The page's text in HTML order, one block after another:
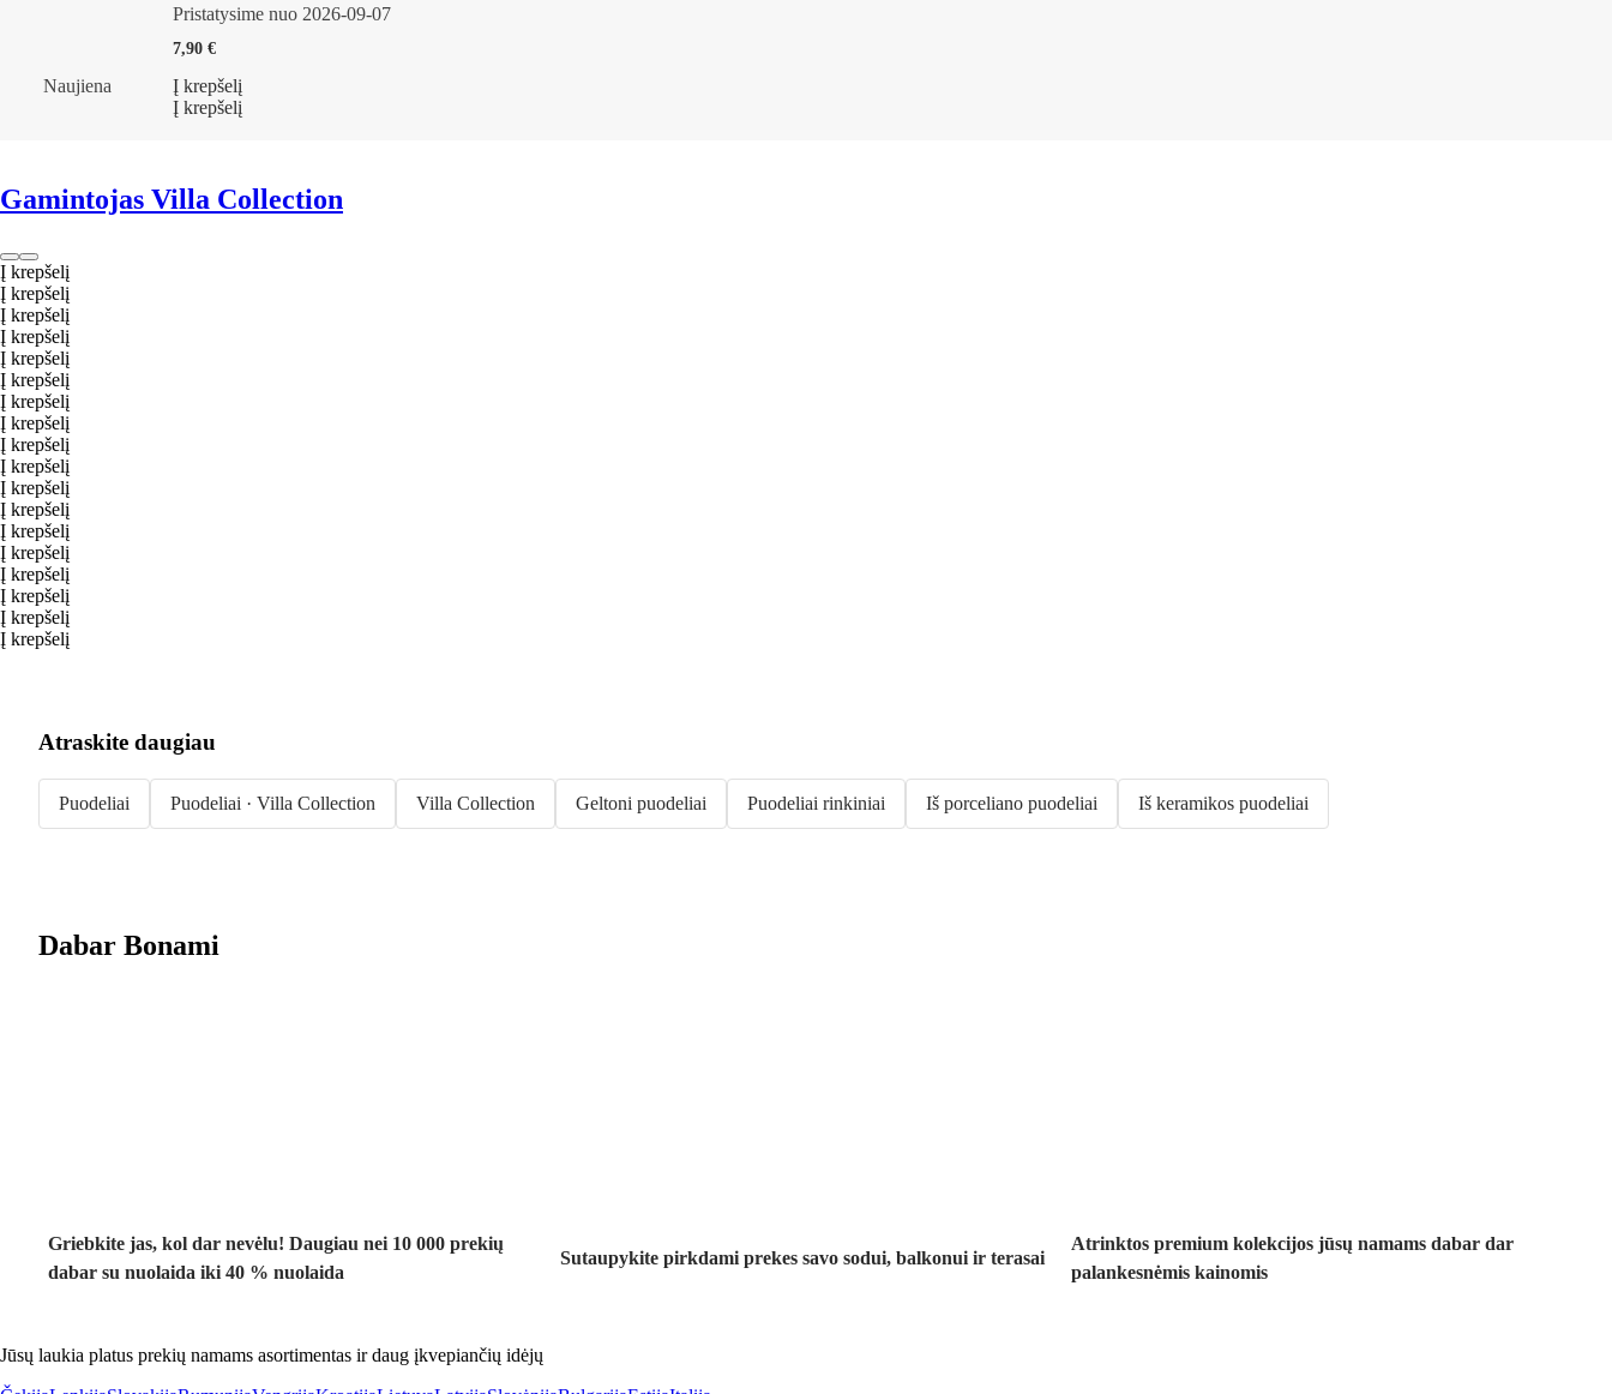
Naujiena
Pristatysime nuo 2026‑09‑07
7,90 €
Į krepšelį
Į krepšelį
Gamintojas Villa Collection
Į krepšelį
Į krepšelį
Į krepšelį
Į krepšelį
Į krepšelį
Į krepšelį
Į krepšelį
Į krepšelį
Į krepšelį
Į krepšelį
Į krepšelį
Į krepšelį
Į krepšelį
Į krepšelį
Į krepšelį
Į krepšelį
Į krepšelį
Į krepšelį
Atraskite daugiau
Puodeliai Puodeliai · Villa Collection Villa Collection Geltoni puodeliai Puodeliai rinkiniai Iš porceliano puodeliai Iš keramikos puodeliai
Dabar Bonami
Griebkite jas, kol dar nevėlu! Daugiau nei 10 000 prekių
dabar su nuolaida iki 40 % nuolaida
Sutaupykite pirkdami prekes savo sodui, balkonui ir terasai
Atrinktos premium kolekcijos jūsų namams dabar dar
palankesnėmis kainomis
Jūsų laukia platus prekių namams asortimentas ir daug įkvepiančių idėjų